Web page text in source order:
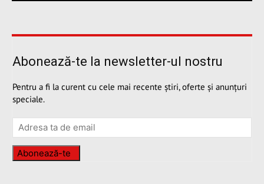
Abonează-te la newsletter-ul nostru
Pentru a fi la curent cu cele mai recente știri, oferte și anunțuri
speciale.
Abonează-te